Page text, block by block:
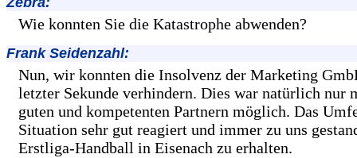
Wie konnten Sie die Katastrophe abwenden?
Frank Seidenzahl:
Nun, wir konnten die Insolvenz der Marketing
letzter Sekunde verhindern. Dies war natürlich nur
guten und kompetenten Partnern möglich. Das
Situation sehr gut reagiert und immer zu uns
Erstliga-Handball in Eisenach zu erhalten.